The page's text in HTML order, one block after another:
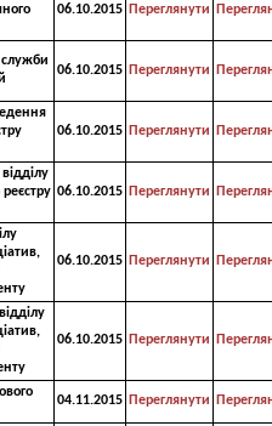
06.10.2015 Переглянути
служби
06.10.2015 Переглянути
06.10.2015 Переглянути
відділу
06.10.2015 Переглянути
06.10.2015 Переглянути
06.10.2015 Переглянути
04.11.2015 Переглянути